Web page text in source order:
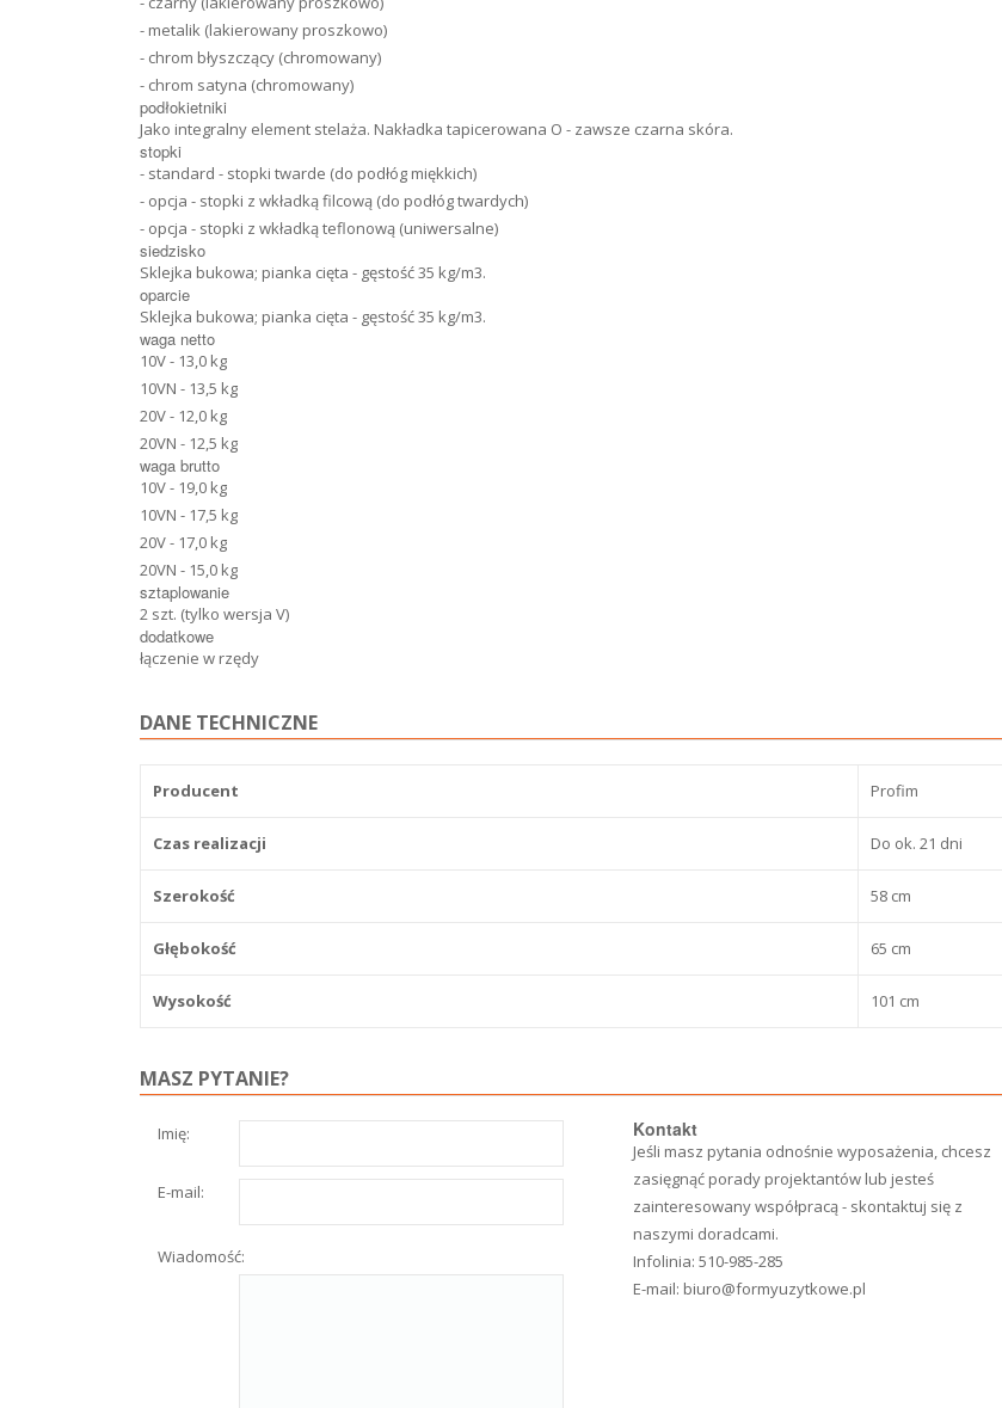
- metalik (lakierowany proszkowo)
- chrom błyszczący (chromowany)
- chrom satyna (chromowany)
podłokietniki
Jako integralny element stelaża. Nakładka tapicerowana O - zawsze czarna skóra.
stopki
- standard - stopki twarde (do podłóg miękkich)
- opcja - stopki z wkładką filcową (do podłóg twardych)
- opcja - stopki z wkładką teflonową (uniwersalne)
siedzisko
Sklejka bukowa; pianka cięta - gęstość 35 kg/m3.
oparcie
Sklejka bukowa; pianka cięta - gęstość 35 kg/m3.
waga netto
10V - 13,0 kg
10VN - 13,5 kg
20V - 12,0 kg
20VN - 12,5 kg
waga brutto
10V - 19,0 kg
10VN - 17,5 kg
20V - 17,0 kg
20VN - 15,0 kg
sztaplowanie
2 szt. (tylko wersja V)
dodatkowe
łączenie w rzędy
DANE TECHNICZNE
Producent Profim
Czas realizacji Do ok. 21 dni
Szerokość 58 cm
Głębokość 65 cm
Wysokość 101 cm
MASZ PYTANIE?
Imię:
E-mail:
Wiadomość:
Kontakt
Jeśli masz pytania odnośnie wyposażenia, chcesz
zasięgnąć porady projektantów lub jesteś
zainteresowany współpracą - skontaktuj się z
naszymi doradcami.
Infolinia:510-985-285
E-mail: biuro@formyuzytkowe.pl